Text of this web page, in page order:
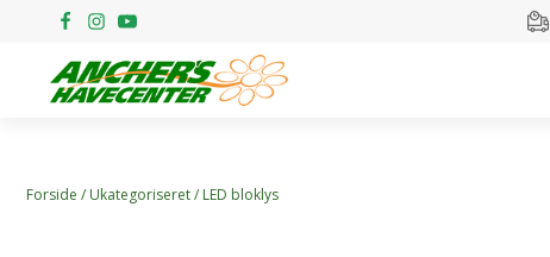
Forside / Ukategoriseret/ LED bloklys